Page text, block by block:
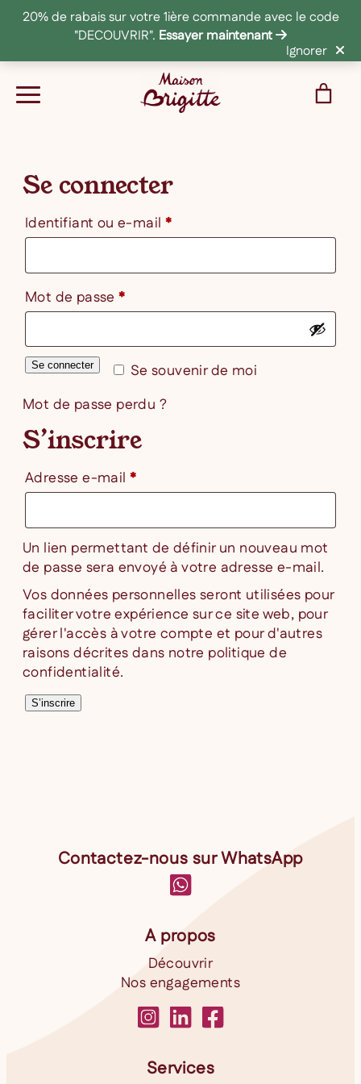
20% de rabais sur votre 1ière commande avec le code
"DECOUVRIR". Essayer maintenant
Ignorer
Se connecter
Identifiant ou e-mail *Obligatoire
Mot de passe*Obligatoire
Se souvenir de moi
Se connecter
Mot de passe perdu ?
S’inscrire
Adresse e-mail *Obligatoire
Un lien permettant de définir un nouveau mot
de passe sera envoyé à votre adresse e-mail.
Vos données personnelles seront utilisées pour
faciliter votre expérience sur ce site web, pour
gérer l'accès à votre compte et pour d'autres
raisons décrites dans notre politique de
confidentialité.
S’inscrire
Contactez-nous sur WhatsApp
A propos
Découvrir
Nos engagements
Services